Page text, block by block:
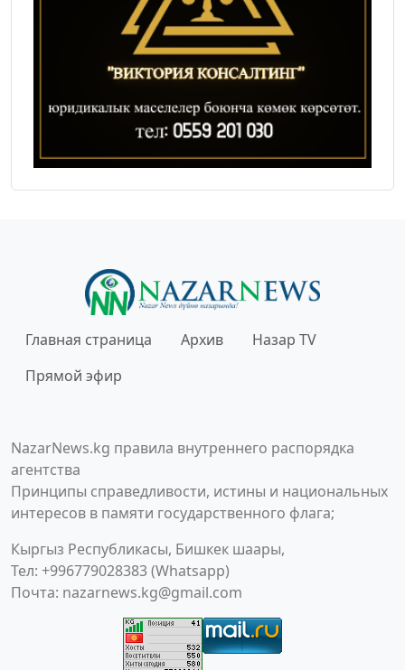
Главная страница Архив
Назар TV
Прямой эфир
NazarNews.kg правила внутреннего распорядка
агентства
Принципы справедливости, истины и национальных
интересов в памяти государственного флага;
Кыргыз Республикасы, Бишкек шаары,
Тел: +996779028383 (Whatsapp)
Почта: nazarnews.kg@gmail.com